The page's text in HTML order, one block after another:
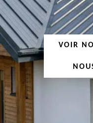
VOIR